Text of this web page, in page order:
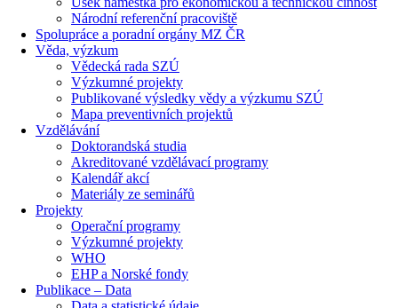
Národní referenční pracoviště
Spolupráce a poradní orgány MZ ČR
Věda, výzkum
Vědecká rada SZÚ
Výzkumné projekty
Publikované výsledky vědy a výzkumu SZÚ
Mapa preventivních projektů
Vzdělávání
Doktorandská studia
Akreditované vzdělávací programy
Kalendář akcí
Materiály ze seminářů
Projekty
Operační programy
Výzkumné projekty
WHO
EHP a Norské fondy
Publikace – Data